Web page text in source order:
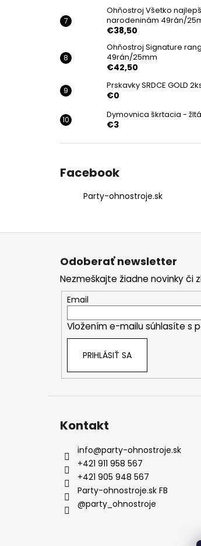
Ohňostroj Všetko
narodeninám 49rán/
€38,50
Ohňostroj Signature
49rán/25mm
€42,50
Prskavky SRDCE GOLD
€0
Dymovnica škrtacia - žltá
€3
Facebook
Party-ohnostroje.sk
Z
Odoberať newsletter
Nezmeškajte žiadne novinky či
Email
Vložením e-mailu súhlasíte s
PRIHLÁSIŤ SA
Kontakt
info@party-ohnostroje.sk
+421 911 958 567
+421 905 948 567
Party-ohnostroje.sk FB
@party_ohnostroje